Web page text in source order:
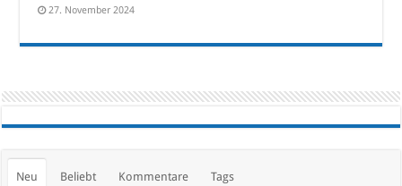
27. November 2024
Neu Beliebt Kommentare Tags